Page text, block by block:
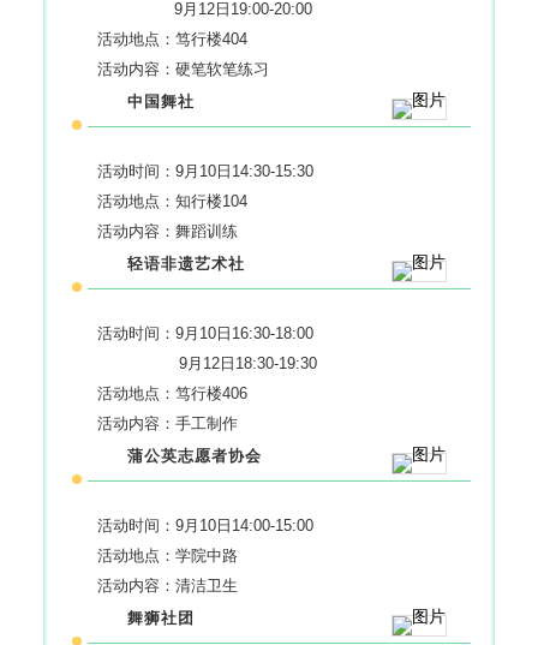
9月12日19:00-20:00
活动地点：笃行楼404
活动内容：硬笔软笔练习
中国舞社
活动时间：9月10日14:30-15:30
活动地点：知行楼104
活动内容：舞蹈训练
轻语非遗艺术社
活动时间：9月10日16:30-18:00
9月12日18:30-19:30
活动地点：笃行楼406
活动内容：手工制作
蒲公英志愿者协会
活动时间：9月10日14:00-15:00
活动地点：学院中路
活动内容：清洁卫生
舞狮社团